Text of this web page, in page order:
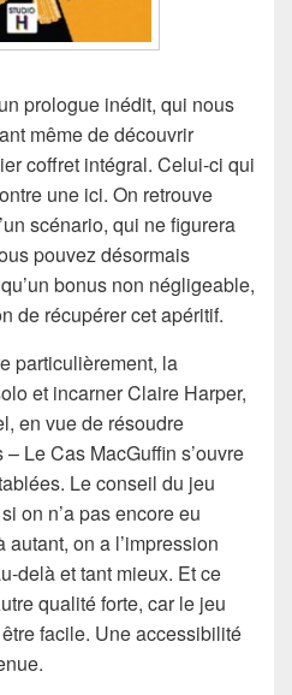
prologue inédit, qui nous
même de découvrir
coffret intégral. Celui-ci qui
une ici. On retrouve
scénario, qui ne figurera
pouvez désormais
bonus non négligeable,
de récupérer cet apéritif.
particulièrement, la
et incarner Claire Harper,
en vue de résoudre
Le Cas MacGuffin s’ouvre
Le conseil du jeu
on n’a pas encore eu
autant, on a l’impression
delà et tant mieux. Et ce
qualité forte, car le jeu
facile. Une accessibilité